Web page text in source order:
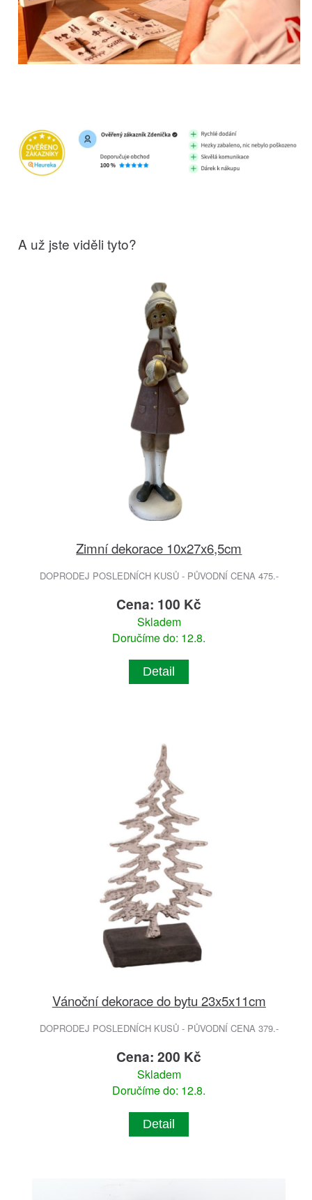
A už jste viděli tyto?
Zimní dekorace 10x27x6,5cm
DOPRODEJ POSLEDNÍCH KUSŮ - PŮVODNÍ CENA 475.-
Cena: 100 Kč
Skladem
Doručíme do: 12.8.
Detail
Vánoční dekorace do bytu 23x5x11cm
DOPRODEJ POSLEDNÍCH KUSŮ - PŮVODNÍ CENA 379.-
Cena: 200 Kč
Skladem
Doručíme do: 12.8.
Detail